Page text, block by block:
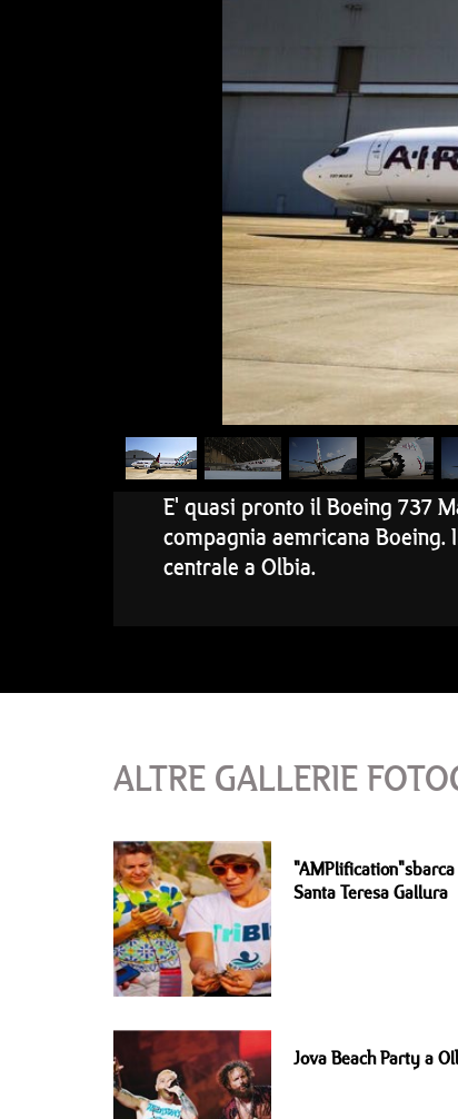
E' quasi pronto il Boeing 737
compagnia aemricana
centrale a Olbia.
ALTRE GALLERIE
Santa Teresa Gallura
Jova Beach Party a